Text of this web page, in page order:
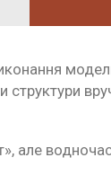
але